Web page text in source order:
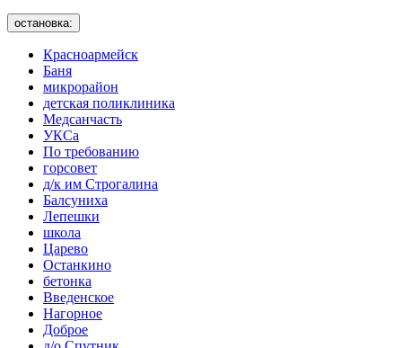
остановка:
Красноармейск
Баня
микрорайон
детская поликлиника
Медсанчасть
УКСа
По требованию
горсовет
д/к им Строгалина
Балсуниха
Лепешки
школа
Царево
Останкино
бетонка
Введенское
Нагорное
Доброе